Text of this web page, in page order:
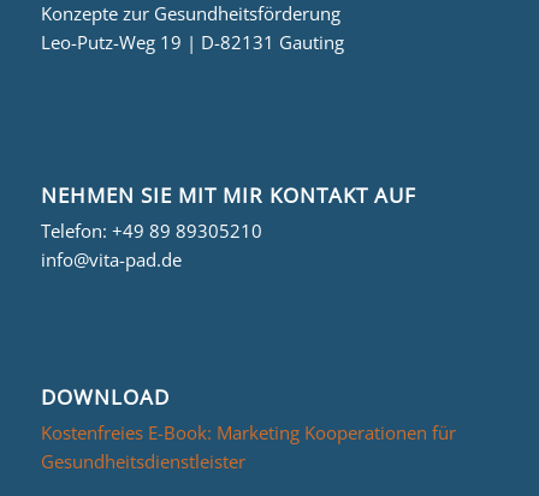
Konzepte zur Gesundheitsförderung
Leo-Putz-Weg 19 | D-82131 Gauting
NEHMEN SIE MIT MIR KONTAKT AUF
Telefon: +49 89 89305210
info@vita-pad.de
DOWNLOAD
Kostenfreies E-Book: Marketing Kooperationen für
Gesundheitsdienstleister